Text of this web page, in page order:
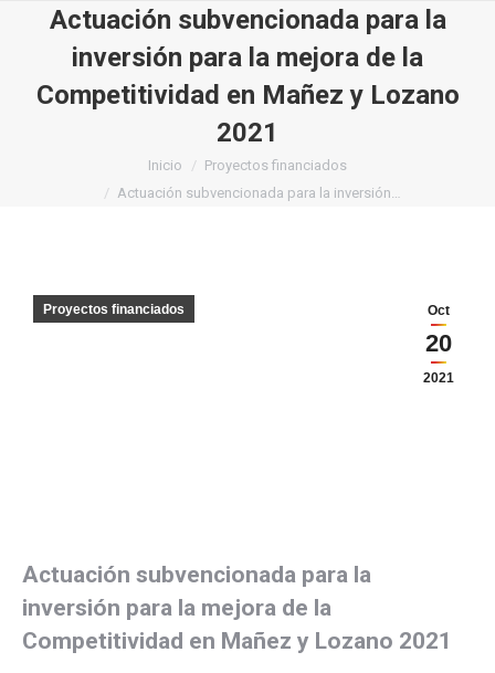
Actuación subvencionada para la
inversión para la mejora de la
Competitividad en Mañez y Lozano
2021
Inicio
Proyectos financiados
Actuación subvencionada para la inversión…
Oct
20
2021
Proyectos financiados
Actuación subvencionada para la
inversión para la mejora de la
Competitividad en Mañez y Lozano 2021